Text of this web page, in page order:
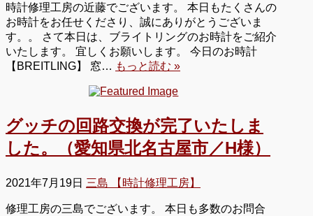
時計修理工房の近藤でございます。 本日もたくさんの
お時計をお任せくださり、誠にありがとうございま
す。。 さて本日は、ブライトリングのお時計をご紹介
いたします。 宜しくお願いします。 今日のお時計
【BREITLING】 窓… もっと読む »
グッチの回路交換が完了いたしま
した。（愛知県北名古屋市／H様）
2021年7月19日 三島 【時計修理工房】
修理工房の三島でございます。 本日も多数のお問合